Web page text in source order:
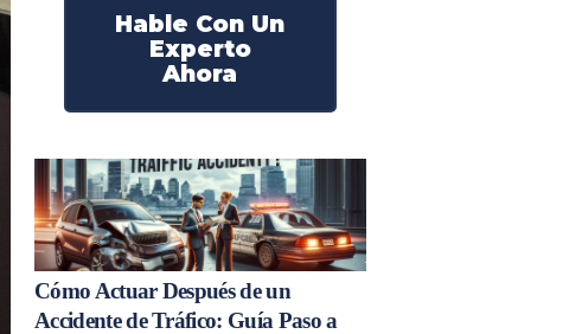
Hable Con Un
Experto
Ahora
Cómo Actuar Después de un
Accidente de Tráfico: Guía Paso a